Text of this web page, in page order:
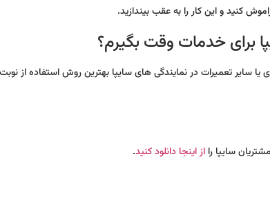
کنید و این کار را به عقب بیندازید.
برای خدمات وقت بگیرم؟
یا سایر تعمیرات در نمایندگی های سایپا بهترین روش استفاده از
سایپا را از اینجا دانلود کنید.